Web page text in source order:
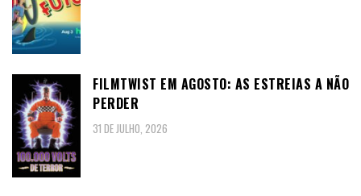
FILMTWIST EM AGOSTO: AS ESTREIAS A NÃO
PERDER
31 DE JULHO, 2026